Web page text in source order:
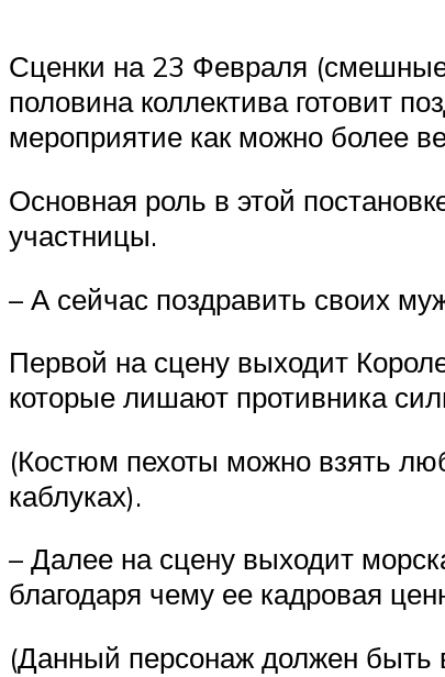
Сценки на 23 Февраля
половина коллектива готовит
мероприятие как можно более
Основная роль в этой
участницы.
– А сейчас поздравить своих
Первой на сцену выходит
которые лишают противника
(Костюм пехоты можно взять
каблуках).
– Далее на сцену выходит
благодаря чему ее кадровая
(Данный персонаж должен быть